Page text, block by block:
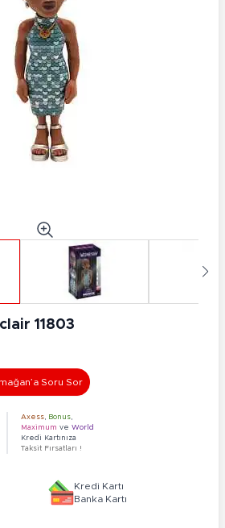
11803
Soru Sor
Axess Bonus
Maximum ve World
Kredi Kartınıza
Taksit Fırsatları !
Kredi Kartı
Banka Kartı